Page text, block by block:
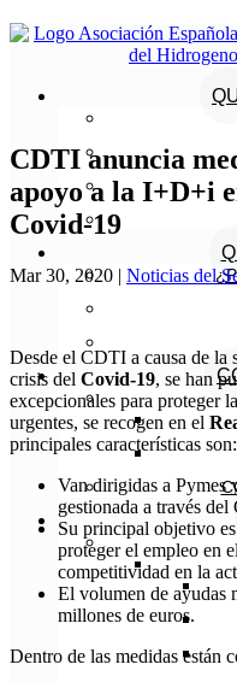
CDTI anuncia
apoyo a la I+D+i
Covid-19
Mar 30, 2020 | Noticias del
Desde el CDTI a causa de la
crisis del Covid-19, se han
excepcionales para proteger
urgentes, se recogen en el
principales características son:
Van dirigidas a
gestionada a través
Su principal objetivo
proteger el empleo en
competitividad en la
El volumen de ayudas
millones de euros.
Dentro de las medidas están